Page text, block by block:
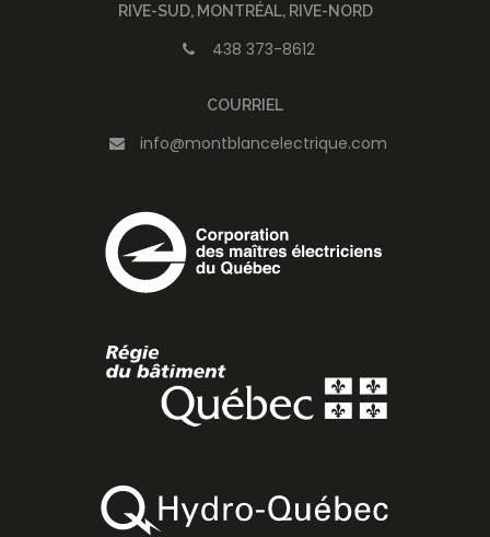
RIVE-SUD, MONTRÉAL, RIVE-NORD
438 373-8612
COURRIEL
info@montblancelectrique.com